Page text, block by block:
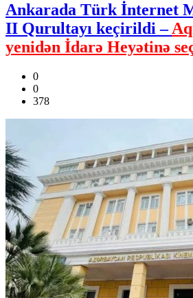
Ankarada Türk İnternet
II Qurultayı keçirildi –
yenidən İdarə Heyətinə
0
0
378